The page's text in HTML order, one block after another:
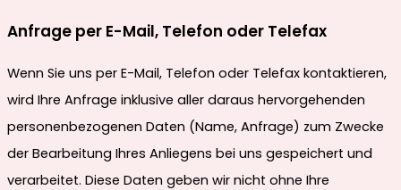
Anfrage per E-Mail, Telefon oder Telefax
Wenn Sie uns per E-Mail, Telefon oder Telefax kontaktieren,
wird Ihre Anfrage inklusive aller daraus hervorgehenden
personenbezogenen Daten (Name, Anfrage) zum Zwecke
der Bearbeitung Ihres Anliegens bei uns gespeichert und
verarbeitet. Diese Daten geben wir nicht ohne Ihre